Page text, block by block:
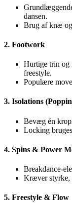
dansen.
Brug af knæ
2. Footwork
Hurtige trin og
freestyle.
Populære
3. Isolations
Bevæg én
Locking
4. Spins & Power
Breakdance-
Kræver styrke,
5. Freestyle & Flow